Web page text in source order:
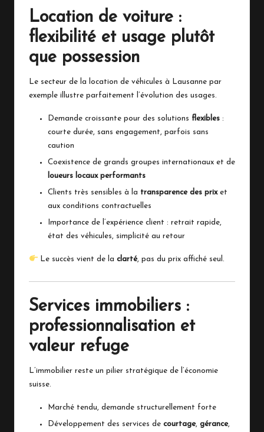
Location de voiture :
flexibilité et usage plutôt
que possession
Le secteur de la location de véhicules à Lausanne par
exemple illustre parfaitement l’évolution des usages.
Demande croissante pour des solutions flexibles :
courte durée, sans engagement, parfois sans
caution
Coexistence de grands groupes internationaux et de
loueurs locaux performants
Clients très sensibles à la transparence des prixet
aux conditions contractuelles
Importance de l’expérience client : retrait rapide,
état des véhicules, simplicité au retour
Le succès vient de laclarté, pas du prix affiché seul.
Services immobiliers :
professionnalisation et
valeur refuge
L’immobilier reste un pilier stratégique de l’économie
suisse.
Marché tendu, demande structurellement forte
Développement des services de courtage, gérance,